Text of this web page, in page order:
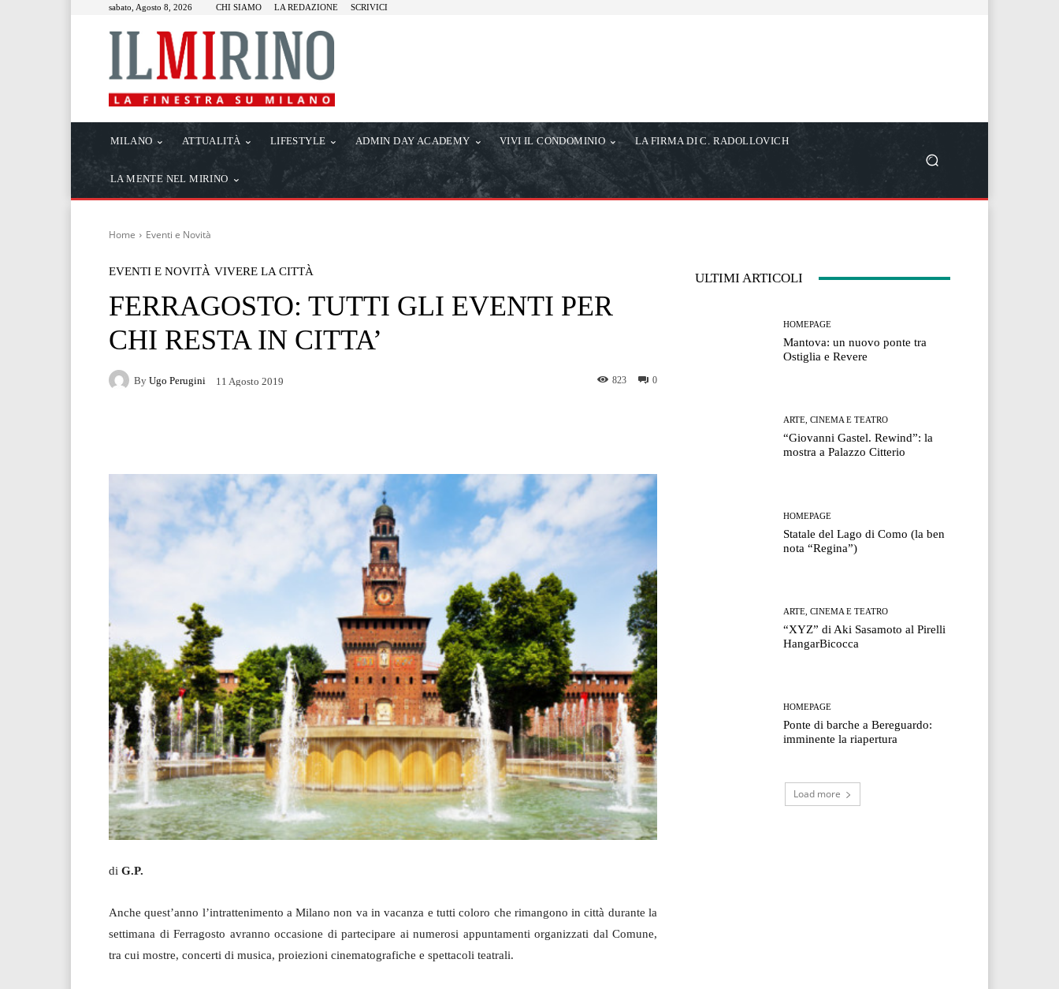
sabato, Agosto 8, 2026 CHI SIAMO LA REDAZIONE SCRIVICI
MILANO ATTUALITÀ LIFESTYLE ADMIN DAY ACADEMY VIVI IL CONDOMINIO LA FIRMA DI C. RADOLLOVICH
LA MENTE NEL MIRINO
Home Eventi e Novità
EVENTI E NOVITÀ VIVERE LA CITTÀ
FERRAGOSTO: TUTTI GLI EVENTI PER
CHI RESTA IN CITTA’
By Ugo Perugini 11 Agosto 2019 0
823
di G.P.
Anche quest’anno l’intrattenimento a Milano non va in vacanza e tutti coloro che rimangono in città durante la
settimana di Ferragosto avranno occasione di partecipare ai numerosi appuntamenti organizzati dal Comune,
tra cui mostre, concerti di musica, proiezioni cinematografiche e spettacoli teatrali.
ULTIMI ARTICOLI
HOMEPAGE
Mantova: un nuovo ponte tra
Ostiglia e Revere
ARTE, CINEMA E TEATRO
“Giovanni Gastel. Rewind”: la
mostra a Palazzo Citterio
HOMEPAGE
Statale del Lago di Como (la ben
nota “Regina”)
ARTE, CINEMA E TEATRO
“XYZ” di Aki Sasamoto al Pirelli
HangarBicocca
HOMEPAGE
Ponte di barche a Bereguardo:
imminente la riapertura
Load more